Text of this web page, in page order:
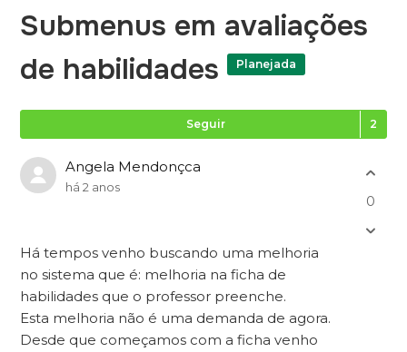
Submenus em avaliações
de habilidades
Planejada
Seguir
Angela Mendonçca
há 2 anos
Há tempos venho buscando uma melhoria
no sistema que é: melhoria na ficha de
habilidades que o professor preenche.
Esta melhoria não é uma demanda de agora.
Desde que começamos com a ficha venho
0